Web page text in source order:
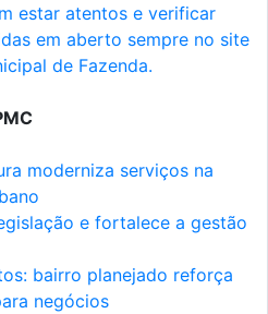
estar atentos e verificar
em aberto sempre no site
de Fazenda.
moderniza serviços na
e fortalece a gestão
bairro planejado reforça
negócios